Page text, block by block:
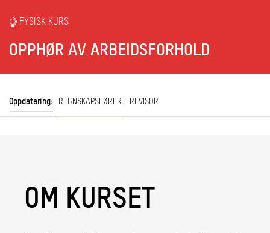
FYSISK KURS
OPPHØR AV ARBEIDSFORHOLD
Oppdatering: REGNSKAPSFØRER REVISOR
OM KURSET